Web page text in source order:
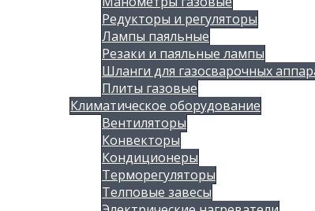
Редукторы и регуляторы
Лампы паяльные
Резаки и паяльные лампы
Шланги для газосварочных
Плиты газовые
Климатическое оборудование
Вентиляторы
Конвекторы
Кондиционеры
Терморегуляторы
Телповые завесы